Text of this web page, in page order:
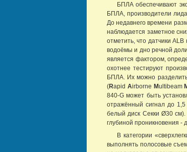
БПЛА обеспечивают
БПЛА, производители
До недавнего времени
наблюдается заметное
отметить, что датчики
водоёмы и дно речной
является фактором,
охотнее тестируют
БПЛА. Их можно разделить
(Rapid Airborne Multibeam
840-G может быть
отражённый сигнал до 1,5
белый диск Секки Ø30
глубиной проникновения -
В категории
выполнять полосовые